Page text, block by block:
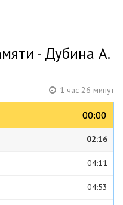
- Дубина А.
1 час 26 минут
00:00
00:00
02:16
04:11
04:53